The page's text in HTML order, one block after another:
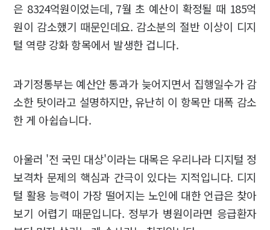
은 8324억원이었는데, 7월 초 예산이 확정될 때 185억
원이 감소했기 때문인데요. 감소분의 절반 이상이 디지
털 역량 강화 항목에서 발생한 겁니다.
과기정통부는 예산안 통과가 늦어지면서 집행일수가 감
소한 탓이라고 설명하지만, 유난히 이 항목만 대폭 감소
한 게 아쉽습니다.
아울러 '전 국민 대상'이라는 대목은 우리나라 디지털 정
보격차 문제의 핵심과 간극이 있다는 지적입니다. 디지
털 활용 능력이 가장 떨어지는 노인에 대한 언급은 찾아
보기 어렵기 때문입니다. 정부가 병원이라면 응급환자